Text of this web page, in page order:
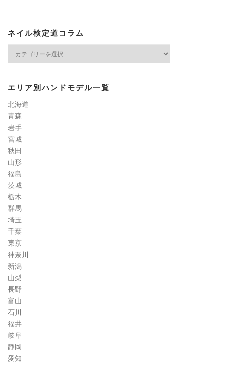
ネイル検定道コラム
エリア別ハンドモデル一覧
北海道
青森
岩手
宮城
秋田
山形
福島
茨城
栃木
群馬
埼玉
千葉
東京
神奈川
新潟
山梨
長野
富山
石川
福井
岐阜
静岡
愛知